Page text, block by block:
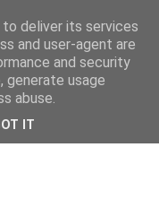
per condividere
deliver its services
and user-agent are
and security
generate usage
abuse.
IT